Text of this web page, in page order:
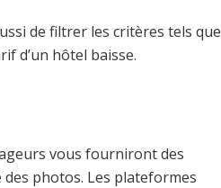
de filtrer les critères tels que
d’un hôtel baisse.
vous fourniront des
photos. Les plateformes